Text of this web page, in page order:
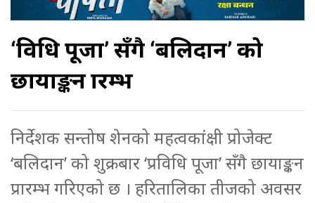
‘प्रविधि पूजा’ सँगै ‘बलिदान’ को
छायाङ्कन प्रारम्भ
निर्देशक सन्तोष शेनको महत्वकांक्षी प्रोजेक्ट
‘बलिदान’ को शुक्रबार ‘प्रविधि पूजा’ सँगै छायाङ्कन
प्रारम्भ गरिएको छ । हरितालिका तीजको अवसर